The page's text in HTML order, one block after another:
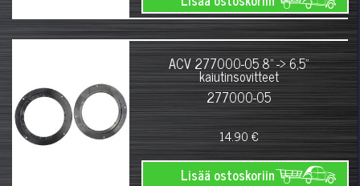
ACV 277000-05 8" -> 6,5"
kaiutinsovitteet
277000-05
14.90 €
Lisää ostoskoriin